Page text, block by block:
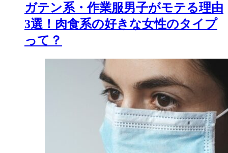
ガテン系・作業服男子がモテる理由
3選！肉食系の好きな女性のタイプ
って？